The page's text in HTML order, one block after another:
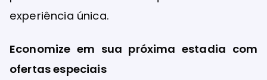
experiência única.
Economize em sua próxima estadia com
ofertas especiais